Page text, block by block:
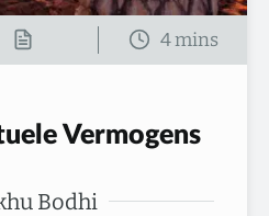
Vermogens
Bodhi